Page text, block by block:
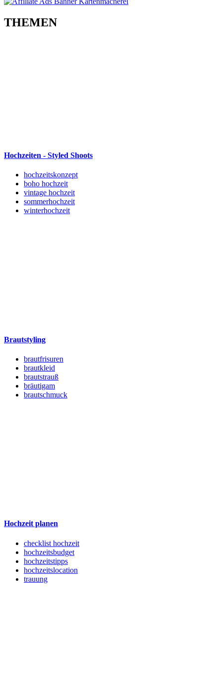
THEMEN
Hochzeiten - Styled Shoots
hochzeitskonzept
boho hochzeit
vintage hochzeit
sommerhochzeit
winterhochzeit
Brautstyling
brautfrisuren
brautkleid
brautstrauß
bräutigam
brautschmuck
Hochzeit planen
checklist hochzeit
hochzeitsbudget
hochzeitstipps
hochzeitslocation
trauung